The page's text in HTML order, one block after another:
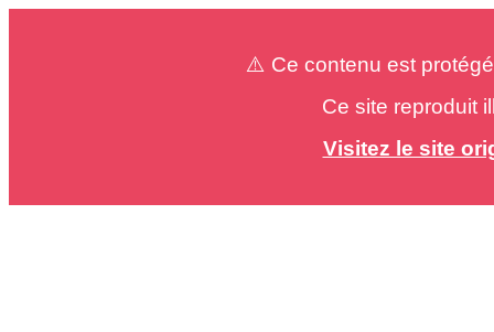
⚠️ Ce contenu est
Ce site reproduit
Visitez le site